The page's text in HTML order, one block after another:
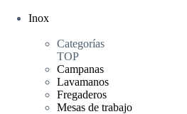
Inox
Categorías
TOP
Campanas
Lavamanos
Fregaderos
Mesas de trabajo